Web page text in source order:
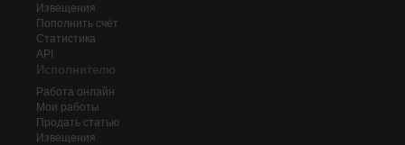
Извещения
Пополнить счёт
Статистика
API
Исполнителю
Работа онлайн
Мои работы
Продать статью
Извещения